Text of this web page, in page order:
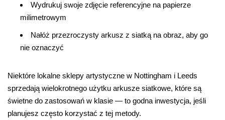
Wydrukuj swoje zdjęcie referencyjne na papierze
milimetrowym
Nałóż przezroczysty arkusz z siatką na obraz, aby go
nie oznaczyć
Niektóre lokalne sklepy artystyczne w Nottingham i Leeds
sprzedają wielokrotnego użytku arkusze siatkowe, które są
świetne do zastosowań w klasie — to godna inwestycja, jeśli
planujesz często korzystać z tej metody.